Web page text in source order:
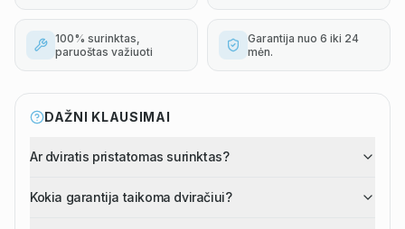
100% surinktas,
paruoštas važiuoti
Garantija nuo 6 iki 24
mėn.
DAŽNI KLAUSIMAI
Ar dviratis pristatomas surinktas?
Kokia garantija taikoma dviračiui?